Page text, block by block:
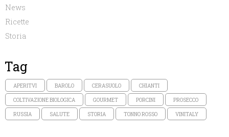
News
Ricette
Storia
Tag
APERITVI BAROLO CERASUOLO CHIANTI
COLTIVAZIONE BIOLOGICA GOURMET PORCINI PROSECCO
RUSSIA SALUTE STORIA TONNO ROSSO VINITALY